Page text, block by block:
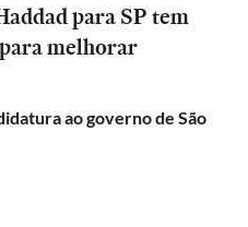
para SP tem
melhorar
ao governo de São